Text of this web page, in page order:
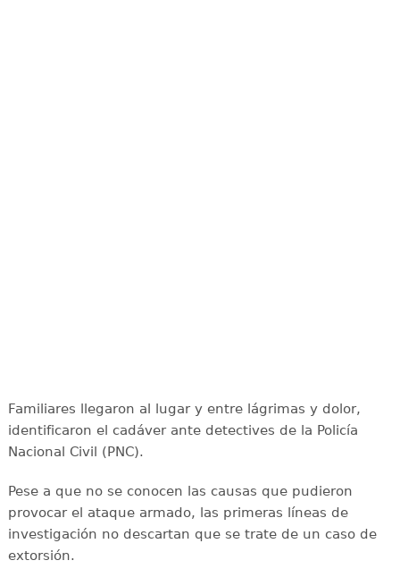
Familiares llegaron al lugar y entre lágrimas y dolor,
identificaron el cadáver ante detectives de la Policía
Nacional Civil (PNC).
Pese a que no se conocen las causas que pudieron
provocar el ataque armado, las primeras líneas de
investigación no descartan que se trate de un caso de
extorsión.